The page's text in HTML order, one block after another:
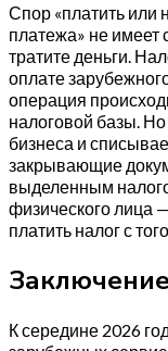
Спор «платить или
платежа» не имеет
тратите деньги.
оплате
операция
налоговой базы.
бизнеса и
закрывающие
выделенным
физического лица
платить налог с
Заключение
К середине 2026